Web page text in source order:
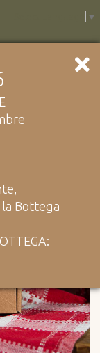
▼
la Bottega